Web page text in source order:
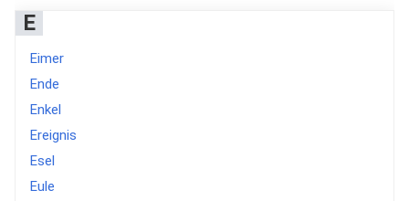
E
Eimer
Ende
Enkel
Ereignis
Esel
Eule